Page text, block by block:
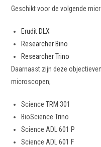
Geschikt voor de volgende
Erudit DLX
Researcher Bino
Researcher Trino
Daarnaast zijn deze
microscopen;
Science TRM 301
BioScience Trino
Science ADL 601 P
Science ADL 601 F